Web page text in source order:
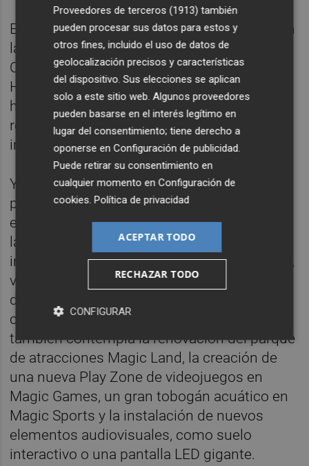
Estas actuaciones continuaron en2025
, con
la conversión del antiguo Hotel Balneario de
Oropesa en el actual Pontiana Thalasso
Hotel, que incorporó 192 nuevas
habitaciones. En dicho ejercicio también se
renovó el Aloha Beach Club, con la
incorporación de una nueva piscina interior.
Y para 2026hay programadas actuaciones
por
9 millones de euros, según destaca la
empresa, resaltando, entre otros proyectos,
la reforma del Thalasso interior, que
incorporará nuevas zonas de agua, cafetería,
vestuarios, salas de entrenamiento, cabinas
de tratamiento, kids club y un nuevo
concepto integral de bienestar. El plan
también contempla la renovación del parque
de atracciones Magic Land, la creación de
una nueva Play Zone de videojuegos en
Magic Games, un gran tobogán acuático en
Magic Sports y la instalación de nuevos
elementos audiovisuales, como suelo
interactivo o una pantalla LED gigante.
Proveedores de terceros (1913) también
pueden procesar sus datos para estos y
otros fines, incluido el uso de datos de
geolocalización precisos y características
del dispositivo. Sus elecciones se aplican
solo a este sitio web. Algunos proveedores
pueden basarse en el interés legítimo en
lugar del consentimiento; tiene derecho a
oponerse enConfiguración de publicidad
Puede retirar su consentimiento en
cualquier momento enConfiguración de
cookies .Política de privacidad
ACEPTAR TODO
RECHAZAR TODO
CONFIGURAR